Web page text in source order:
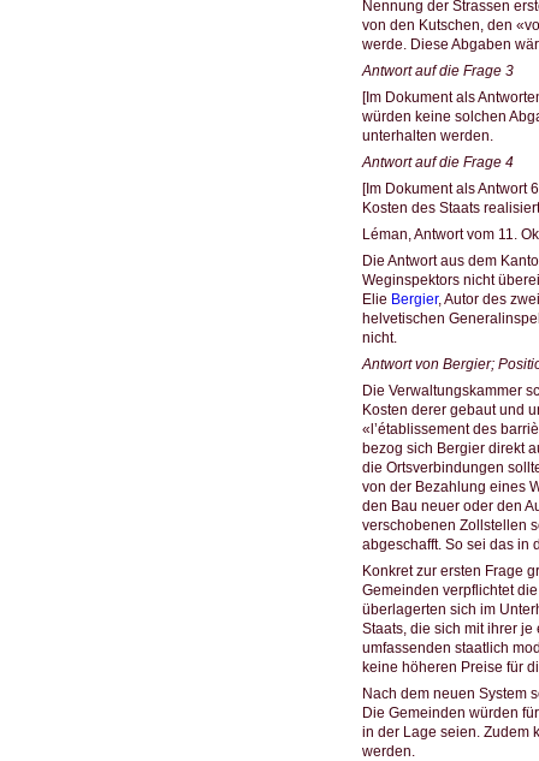
Nennung der Strassen
von den Kutschen, den
werde. Diese Abgaben
Antwort auf die Frage 3
[Im Dokument als
würden keine solchen
unterhalten werden.
Antwort auf die Frage 4
[Im Dokument als Antwort
Kosten des Staats
Léman, Antwort vom 11.
Die Antwort aus dem
Weginspektors nicht
Elie Bergier, Autor des
helvetischen
nicht.
Antwort von Bergier;
Die Verwaltungskammer
Kosten derer gebaut und
«l’établissement des
bezog sich Bergier direkt
die Ortsverbindungen
von der Bezahlung eines
den Bau neuer oder den
verschobenen Zollstellen
abgeschafft. So sei das in
Konkret zur ersten Frage
Gemeinden verpflichtet
überlagerten sich im
Staats, die sich mit ihrer
umfassenden staatlich
keine höheren Preise für
Nach dem neuen System
Die Gemeinden würden
in der Lage seien. Zudem
werden.